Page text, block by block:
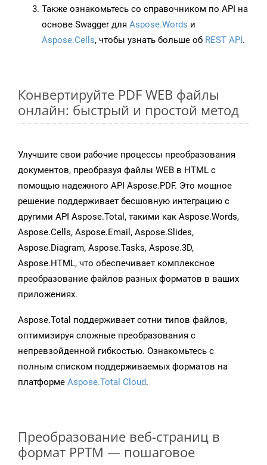
Также ознакомьтесь со справочником по API на
основе Swagger для Aspose.Words и
Aspose.Cells, чтобы узнать больше об REST API.
Конвертируйте PDF WEB файлы
онлайн: быстрый и простой метод
Улучшите свои рабочие процессы преобразования
документов, преобразуя файлы WEB в HTML с
помощью надежного API Aspose.PDF. Это мощное
решение поддерживает бесшовную интеграцию с
другими API Aspose.Total, такими как Aspose.Words,
Aspose.Cells, Aspose.Email, Aspose.Slides,
Aspose.Diagram, Aspose.Tasks, Aspose.3D,
Aspose.HTML, что обеспечивает комплексное
преобразование файлов разных форматов в ваших
приложениях.
Aspose.Total поддерживает сотни типов файлов,
оптимизируя сложные преобразования с
непревзойденной гибкостью. Ознакомьтесь с
полным списком поддерживаемых форматов на
платформе Aspose.Total Cloud.
Преобразование веб-страниц в
формат PPTM — пошаговое